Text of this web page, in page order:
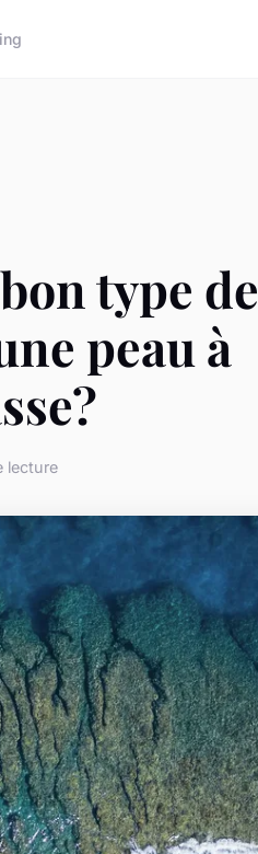
type de
peau à
lecture